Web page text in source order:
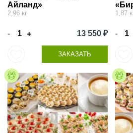
Айланд»
2,96 кг
- + 13 550 ₽
ЗАКАЗАТЬ
1,87
-